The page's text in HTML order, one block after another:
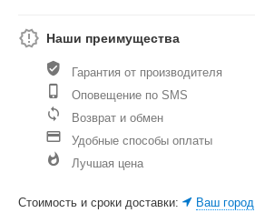
Наши преимущества
Гарантия от производителя
Оповещение по SMS
Возврат и обмен
Удобные способы оплаты
Лучшая цена
Стоимость и сроки доставки: Ваш город